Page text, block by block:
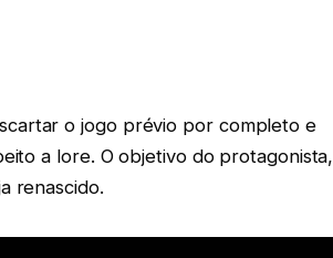
o jogo prévio por completo e
a lore. O objetivo do protagonista,
renascido.